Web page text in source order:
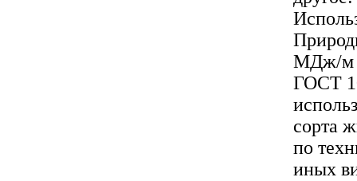
МДж/м
ГОСТ
сорта
по
иных